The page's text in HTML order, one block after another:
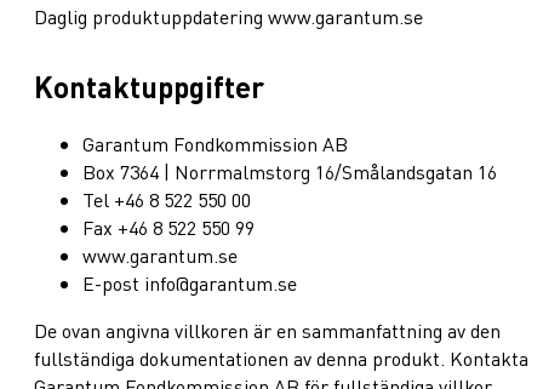
Daglig produktuppdatering www.garantum.se
Kontaktuppgifter
Garantum Fondkommission AB
Box 7364 | Norrmalmstorg 16/Smålandsgatan 16
Tel +46 8 522 550 00
Fax +46 8 522 550 99
www.garantum.se
E-post info@garantum.se
De ovan angivna villkoren är en sammanfattning av den
fullständiga dokumentationen av denna produkt. Kontakta